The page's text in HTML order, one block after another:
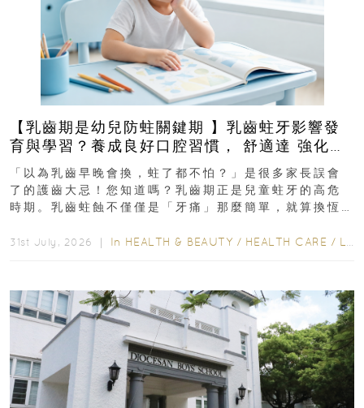
【乳齒期是幼兒防蛀關鍵期 】乳齒蛀牙影響發
育與學習？養成良好口腔習慣， 舒適達 強化琺
瑯質 兒童牙膏防護指南
「以為乳齒早晚會換，蛀了都不怕？」是很多家長誤會
了的護齒大忌！您知道嗎？乳齒期正是兒童蛀牙的高危
時期。乳齒蛀蝕不僅僅是「牙痛」那麼簡單，就算換恆
31st July, 2026 ｜ In HEALTH & BEAUTY / HEALTH CARE / LIFESTYLE